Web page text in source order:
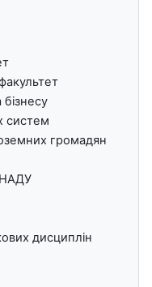
систем
громадян
дисциплін